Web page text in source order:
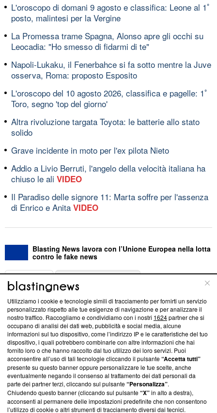
L'oroscopo di domani 9 agosto e classifica: Leone al 1ﾟ
posto, malintesi per la Vergine
La Promessa trame Spagna, Alonso apre gli occhi su
Leocadia: "Ho smesso di fidarmi di te"
Napoli-Lukaku, il Fenerbahce si fa sotto mentre la Juve
osserva, Roma: proposto Esposito
L'oroscopo del 10 agosto 2026, classifica e pagelle: 1ﾟ
Toro, segno 'top del giorno'
Altra rivoluzione targata Toyota: le batterie allo stato
solido
Grave incidente in moto per l'ex pilota Nieto
Addio a Livio Berruti, l'angelo della velocità italiana ha
chiuso le ali VIDEO
Il Paradiso delle signore 11: Marta soffre per l'assenza
di Enrico e Anita VIDEO
Blasting News lavora con l’Unione Europea nella lotta
contro le fake news
ABOUT
Questa sezione offre informazioni trasparenti su Blasting
News, sui nostri processi editoriali e su come ci impegniamo a
creare news di qualità. Inoltre, afferma la nostra aderenza a
‘Trust Project - News with Integrity’Blasting News non è
ancora membro del programma, ma ha richiesto di farne
parte; Trust Project non ha ancora effettuato una verifica di
conformità agli standard.
Su di noi
Team editoriale
Utilizziamo i cookie e tecnologie simili di tracciamento per fornirti un servizio
personalizzato rispetto alle tue esigenze di navigazione e per analizzare il
nostro traffico. Raccogliamo e condividiamo con i nostri 1624partner che si
occupano di analisi dei dati web, pubblicità e social media, alcune
informazioni sul tuo dispositivo, come l’indirizzo IP e le caratteristiche del tuo
dispositivo, i quali potrebbero combinarle con altre informazioni che hai
fornito loro o che hanno raccolto dal tuo utilizzo dei loro servizi. Puoi
acconsentire all’uso di tali tecnologie cliccando il pulsante“Accetta tutti”
presente su questo banner oppure personalizzare le tue scelte, anche
eventualmente negando il consenso al trattamento dei dati personali da
parte dei partner terzi, cliccando sul pulsante“Personalizza”.
Chiudendo questo banner (cliccando sul pulsante“X”in alto a destra),
acconsenti al permanere delle impostazioni predefinite che non consentono
l’utilizzo di cookie o altri strumenti di tracciamento diversi dai tecnici.